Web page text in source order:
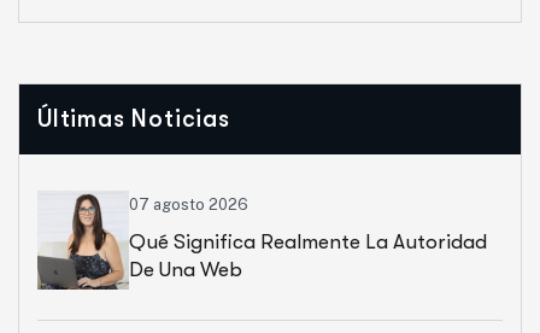
Últimas Noticias
07 agosto 2026
Qué Significa Realmente La Autoridad
De Una Web